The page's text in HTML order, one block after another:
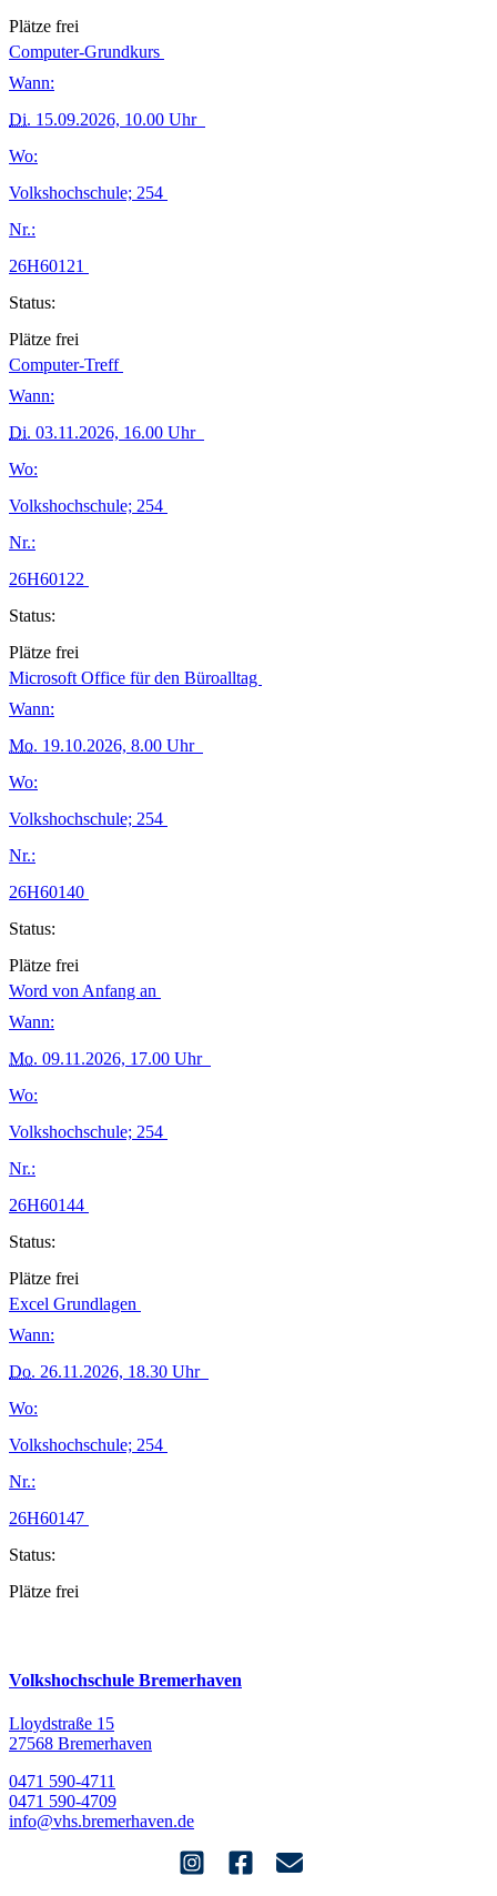
Plätze frei
Computer-Grundkurs
Wann:
Di. 15.09.2026, 10.00 Uhr
Wo:
Volkshochschule; 254
Nr.:
26H60121
Status:
Plätze frei
Computer-Treff
Wann:
Di. 03.11.2026, 16.00 Uhr
Wo:
Volkshochschule; 254
Nr.:
26H60122
Status:
Plätze frei
Microsoft Office für den Büroalltag
Wann:
Mo. 19.10.2026, 8.00 Uhr
Wo:
Volkshochschule; 254
Nr.:
26H60140
Status:
Plätze frei
Word von Anfang an
Wann:
Mo. 09.11.2026, 17.00 Uhr
Wo:
Volkshochschule; 254
Nr.:
26H60144
Status:
Plätze frei
Excel Grundlagen
Wann:
Do. 26.11.2026, 18.30 Uhr
Wo:
Volkshochschule; 254
Nr.:
26H60147
Status:
Plätze frei
Volkshochschule Bremerhaven
Lloydstraße 15
27568 Bremerhaven
0471 590-4711
0471 590-4709
info@vhs.bremerhaven.de